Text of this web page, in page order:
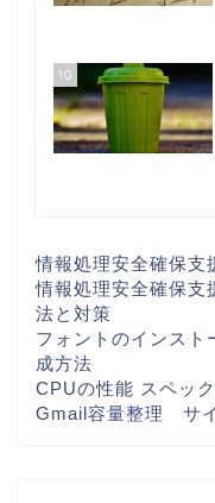
10
情報処理安全確保支
情報処理安全確保
法と対策
フォントのインス
成方法
CPUの性能 スペッ
Gmail容量整理 サ